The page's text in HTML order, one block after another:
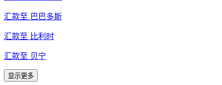
汇款至 巴巴多斯
汇款至 比利时
汇款至 贝宁
显示更多